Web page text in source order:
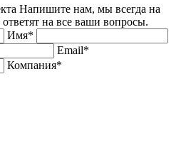
Напишите нам, мы всегда на
на все ваши вопросы.
Имя*
Email*
Компания*